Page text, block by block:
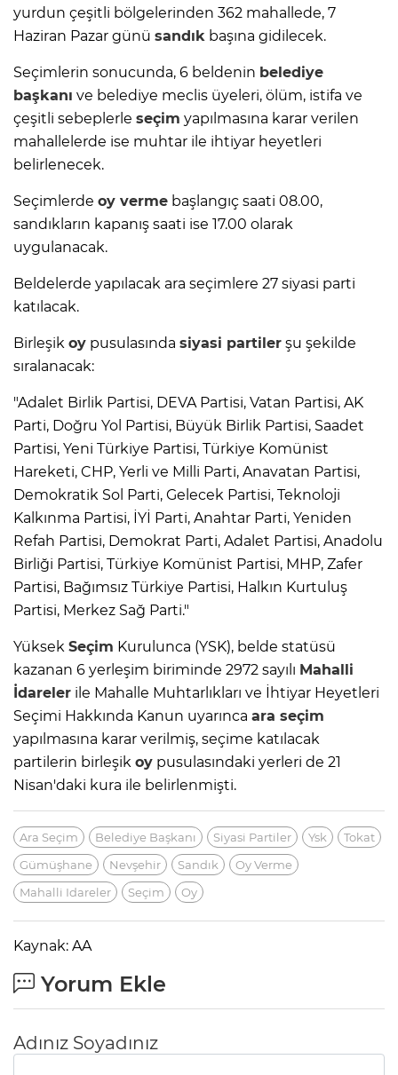
yurdun çeşitli bölgelerinden 362 mahallede, 7
Haziran Pazar günü sandık başına gidilecek.
Seçimlerin sonucunda, 6 beldenin belediye
başkanı ve belediye meclis üyeleri, ölüm, istifa ve
çeşitli sebeplerle seçim yapılmasına karar verilen
mahallelerde ise muhtar ile ihtiyar heyetleri
belirlenecek.
Seçimlerde oy verme başlangıç saati 08.00,
sandıkların kapanış saati ise 17.00 olarak
uygulanacak.
Beldelerde yapılacak ara seçimlere 27 siyasi parti
katılacak.
Birleşik oy pusulasında siyasi partiler şu şekilde
sıralanacak:
"Adalet Birlik Partisi, DEVA Partisi, Vatan Partisi, AK
Parti, Doğru Yol Partisi, Büyük Birlik Partisi, Saadet
Partisi, Yeni Türkiye Partisi, Türkiye Komünist
Hareketi, CHP, Yerli ve Milli Parti, Anavatan Partisi,
Demokratik Sol Parti, Gelecek Partisi, Teknoloji
Kalkınma Partisi, İYİ Parti, Anahtar Parti, Yeniden
Refah Partisi, Demokrat Parti, Adalet Partisi, Anadolu
Birliği Partisi, Türkiye Komünist Partisi, MHP, Zafer
Partisi, Bağımsız Türkiye Partisi, Halkın Kurtuluş
Partisi, Merkez Sağ Parti."
Yüksek Seçim Kurulunca (YSK), belde statüsü
kazanan 6 yerleşim biriminde 2972 sayılı Mahalli
İdareler ile Mahalle Muhtarlıkları ve İhtiyar Heyetleri
Seçimi Hakkında Kanun uyarınca ara seçim
yapılmasına karar verilmiş, seçime katılacak
partilerin birleşik oy pusulasındaki yerleri de 21
Nisan'daki kura ile belirlenmişti.
Ara Seçim Belediye Başkanı Siyasi Partiler Ysk
Tokat
Gümüşhane
Nevşehir Sandık
Oy Verme
Mahalli Idareler
Seçim Oy
Kaynak: AA
Yorum Ekle
Adınız Soyadınız